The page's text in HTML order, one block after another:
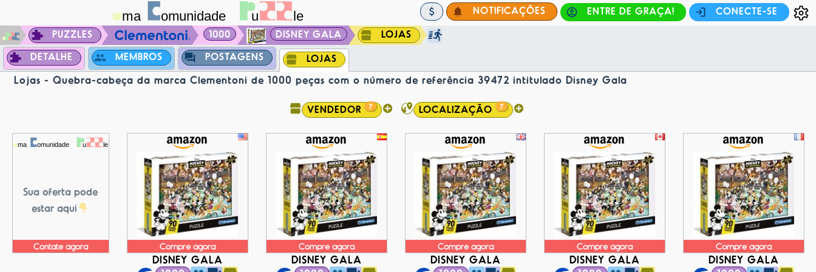
NOTIFICAÇÕES ENTRE DE GRAÇA!
CONECTE-SE
PUZZLES
1000 DISNEY GALA
LOJAS
DETALHE
MEMBROS POSTAGENS LOJAS
Lojas - Quebra-cabeça da marca Clementoni de 1000 peças com o número de referência 39472 intitulado Disney Gala
VENDEDOR 7 LOCALIZAÇÃO 7
Sua oferta pode
estar aqui
Contate agora Compre agora
DISNEY GALA
Compre agora
DISNEY GALA
Compre agora
DISNEY GALA
Compre agora
DISNEY GALA
Compre agora
DISNEY GALA